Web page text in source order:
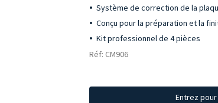
Système de correction de la
Conçu pour la préparation et la
Kit professionnel de 4 pièces
Réf: CM906
Entrez